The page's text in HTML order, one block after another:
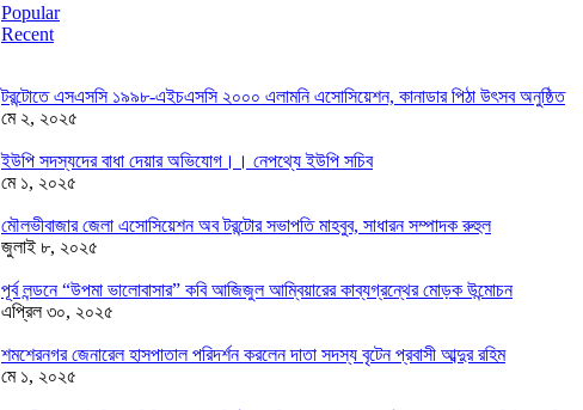
Popular
Recent
টরন্টোতে এসএসসি ১৯৯৮-এইচএসসি ২০০০ এলামনি এসোসিয়েশন, কানাডার পিঠা উৎসব অনুষ্ঠিত
মে ২, ২০২৫
ইউপি সদস্যদের বাধা দেয়ার অভিযোগ।। নেপথ্যে ইউপি সচিব
মে ১, ২০২৫
মৌলভীবাজার জেলা এসোসিয়েশন অব টরন্টোর সভাপতি মাহবুব, সাধারন সম্পাদক রুহুল
জুলাই ৮, ২০২৫
পূর্ব লন্ডনে “উপমা ভালোবাসার” কবি আজিজুল আম্বিয়ারের কাব্যগ্রন্থের মোড়ক উন্মোচন
এপ্রিল ৩০, ২০২৫
শমশেরনগর জেনারেল হাসপাতাল পরিদর্শন করলেন দাতা সদস্য বৃটেন প্রবাসী আব্দুর রহিম
মে ১, ২০২৫